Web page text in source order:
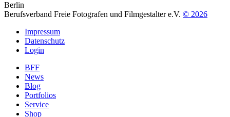
Berlin
Berufsverband Freie Fotografen und Filmgestalter e.V. © 2026
Impressum
Datenschutz
Login
BFF
News
Blog
Portfolios
Service
Shop